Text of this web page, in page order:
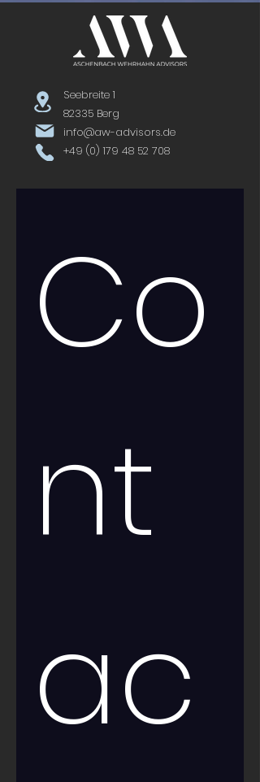
Seebreite 1
82335 Berg
info@aw-advisors.de
+49 (0) 179 48 52 708
Co
nt
ac